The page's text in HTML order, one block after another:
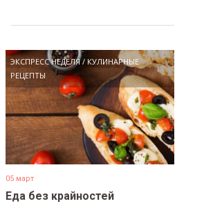
ЭКСПРЕСС НЕДЕЛЯ/ КУЛИНАРНЫЕ
РЕЦЕПТЫ
05 март
Еда без крайностей